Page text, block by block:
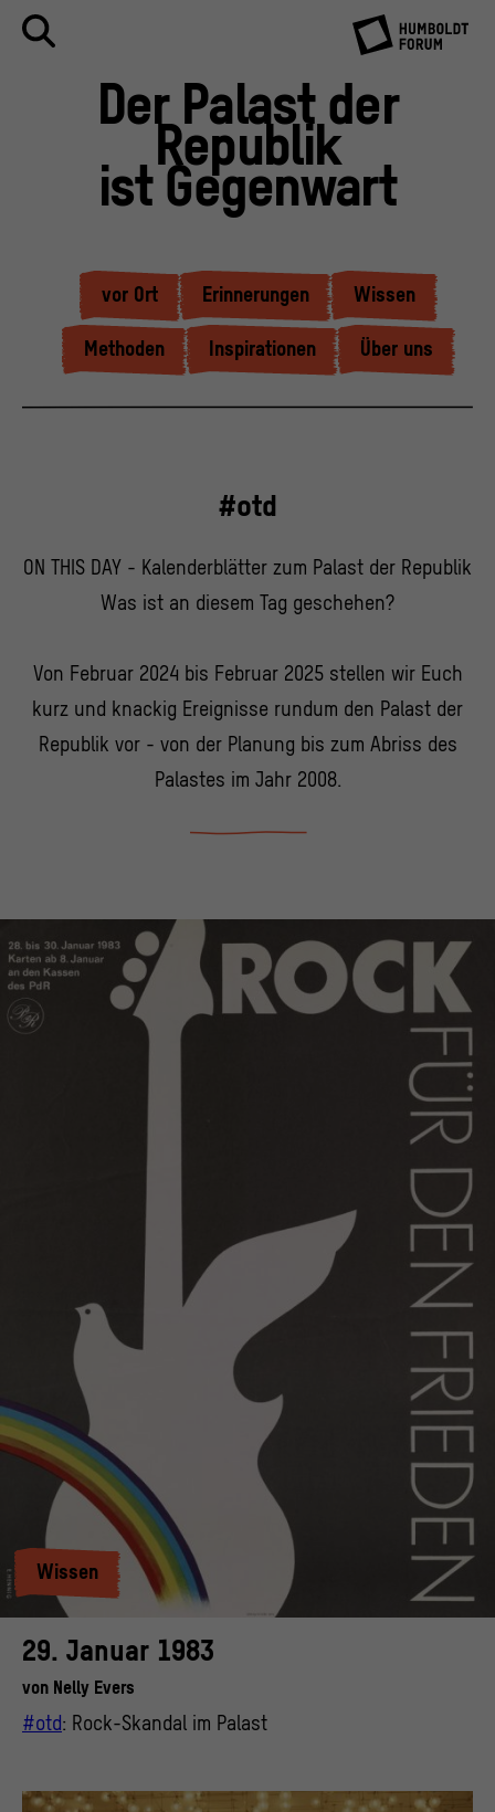
Der Palast der
Republik
ist Gegenwart
vor Ort Erinnerungen Wissen
Methoden Inspirationen Über uns
#otd
ON THIS DAY - Kalenderblätter zum Palast der Republik
Was ist an diesem Tag geschehen?
Von Februar 2024 bis Februar 2025 stellen wir Euch
kurz und knackig Ereignisse rundum den Palast der
Republik vor - von der Planung bis zum Abriss des
Palastes im Jahr 2008.
Wissen
29. Januar 1983
von Nelly Evers
#otd: Rock-Skandal im Palast